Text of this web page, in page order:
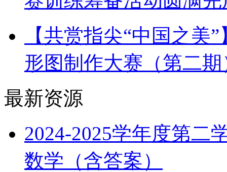
【共赏指尖“中国之美
形图制作大赛（第二期
最新资源
2024-2025学年度第二
数学（含答案）